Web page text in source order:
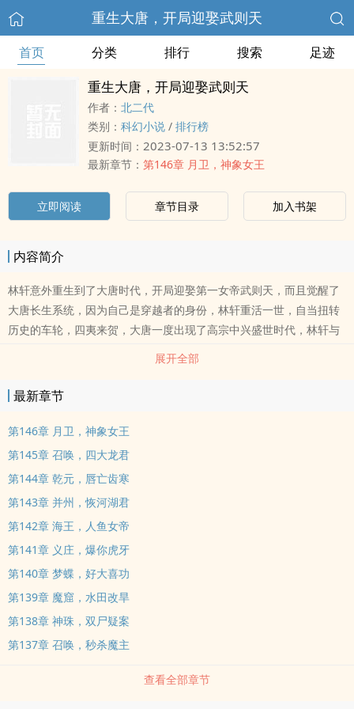
重生大唐，开局迎娶武则天
首页 分类 排行 搜索 足迹
重生大唐，开局迎娶武则天
作者： 北二代
类别： 科幻小说 / 排行榜
更新时间： 2023-07-13 13:52:57
最新章节： 第146章 月卫，神象女王
立即阅读 章节目录 加入书架
内容简介
林轩意外重生到了大唐时代，开局迎娶第一女帝武则天，而且觉醒了
大唐长生系统，因为自己是穿越者的身份，林轩重活一世，自当扭转
历史的车轮，四夷来贺，大唐一度出现了高宗中兴盛世时代，林轩与
武则天共同执掌大唐，应对一切宫中突变，一统天下。
展开全部
最新章节
第146章 月卫，神象女王
第145章 召唤，四大龙君
第144章 乾元，唇亡齿寒
第143章 并州，恢河湖君
第142章 海王，人鱼女帝
第141章 义庄，爆你虎牙
第140章 梦蝶，好大喜功
第139章 魔窟，水田改旱
第138章 神珠，双尸疑案
第137章 召唤，秒杀魔主
查看全部章节